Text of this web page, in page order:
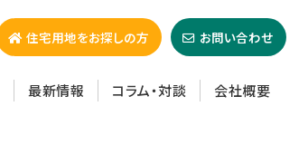
住宅用地をお探しの方 お問い合わせ
最新情報 コラム・対談 会社概要